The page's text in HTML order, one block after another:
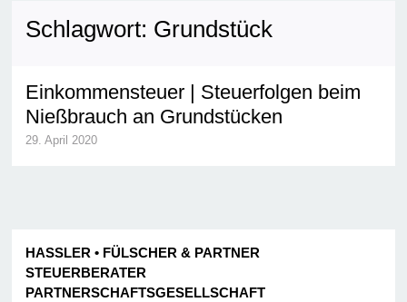
Schlagwort: Grundstück
Einkommensteuer | Steuerfolgen beim
Nießbrauch an Grundstücken
29. April 2020
HASSLER • FÜLSCHER & PARTNER
STEUERBERATER
PARTNERSCHAFTSGESELLSCHAFT